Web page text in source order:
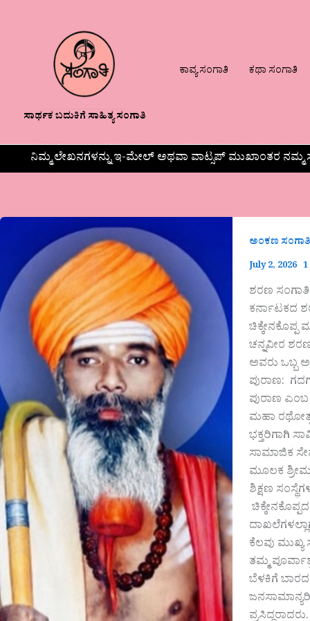
ಸಾರ್ಥಕ ಬದುಕಿಗೆ ಸಾಹಿತ್ಯ ಸಂಗಾತಿ
ಕಾವ್ಯ ಸಂಗಾತಿ ಕಥಾ ಸಂಗಾತಿ
ನಿಮ್ಮ ಲೇಖನಗಳನ್ನು ಇ-ಮೇಲ್ ಅಥವಾ ವಾಟ್ಸಪ್ ಮುಖಾಂತರ
ಅಂಕಣ ಸಂಗಾತಿ
July 2, 2026
ಶರಣ ಸಂಗಾತಿ
ಕರ್ನಾಟಕದ
ಚನ್ನವೀರ
ಅವರು ಒಬ್ಬ
ಪುರಾಣ:
ಪುರಾಣ ಎಂಬ
ಮಹಾ
ಭಕ್ತರಿಗಾಗಿ
ಸಾಮಾಜಿಕ
ಮೂಲಕ
ಶಿಕ್ಷಣ
ಕೆಲವು
ತಮ್ಮ
ಬೆಳಕಿಗೆ ಬಾರದ